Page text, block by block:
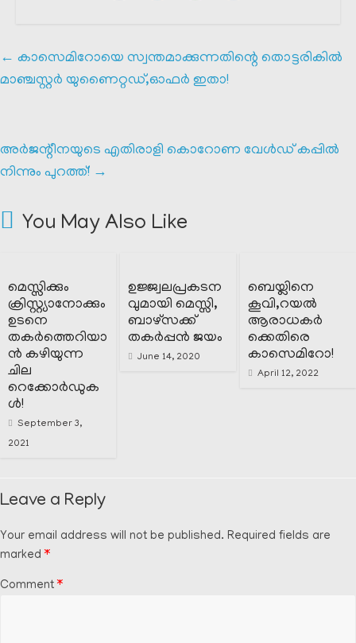
← കാസെമിറോയെ സ്വന്തമാക്കുന്നതിന്റെ തൊട്ടരികിൽ
മാഞ്ചസ്റ്റർ യുണൈറ്റഡ്,ഓഫർ ഇതാ!
അർജന്റീനയുടെ എതിരാളി കൊറോണ വേൾഡ് കപ്പിൽ
നിന്നും പുറത്ത്! →
You May Also Like
മെസ്സിക്കും
ക്രിസ്റ്റ്യാനോക്കും
ഉടനെ
തകർത്തെറിയാ
ൻ കഴിയുന്ന
ചില
റെക്കോർഡുക
ൾ!
September 3,
2021
ഉജ്ജ്വലപ്രകടന
വുമായി മെസ്സി,
ബാഴ്സക്ക്
തകർപ്പൻ ജയം
June 14, 2020
ബെയ്ലിനെ
കൂവി,റയൽ
ആരാധകർ
ക്കെതിരെ
കാസെമിറോ!
April 12, 2022
Leave a Reply
Your email address will not be published. Required fields are
marked *
Comment *